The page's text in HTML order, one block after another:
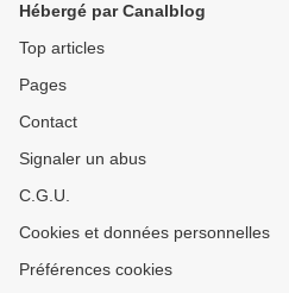
Hébergé par Canalblog
Top articles
Pages
Contact
Signaler un abus
C.G.U.
Cookies et données personnelles
Préférences cookies